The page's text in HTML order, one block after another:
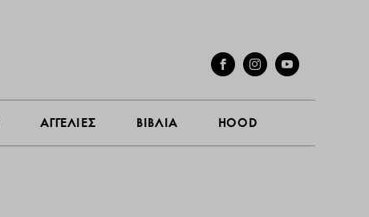
ΑΓΓΕΛΙΕΣ ΒΙΒΛΙΑ HOOD
HOOD